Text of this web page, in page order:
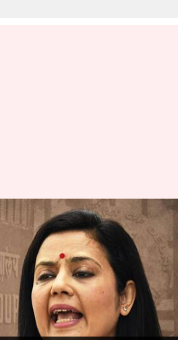
బంగ్లా తొలగింపు
సవాలు
మోయిత్రా
18, 2024 02:22 pm